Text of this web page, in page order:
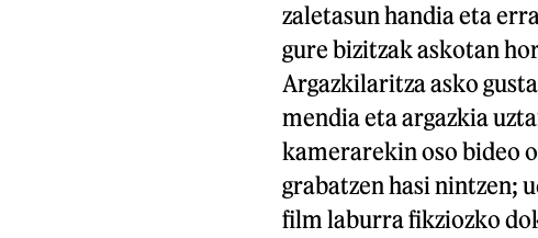
zaletasun handia eta
gure bizitzak askotan
Argazkilaritza asko
mendia eta argazkia
kamerarekin oso bideo
grabatzen hasi nintzen;
film laburra fikziozko